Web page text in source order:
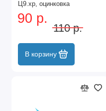
Ц9.хр, оцинковка
90 р.
110 р.
В корзину